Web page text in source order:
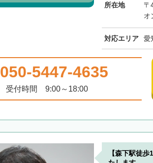
所在地
〒
オ
対応エリア 愛
050-5447-4635
受付時間 9:00～18:00
【森下駅徒